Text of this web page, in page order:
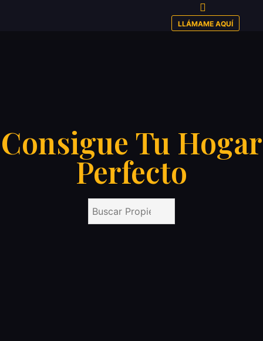
LLÁMAME AQUÍ
Consigue Tu Hogar
Perfecto